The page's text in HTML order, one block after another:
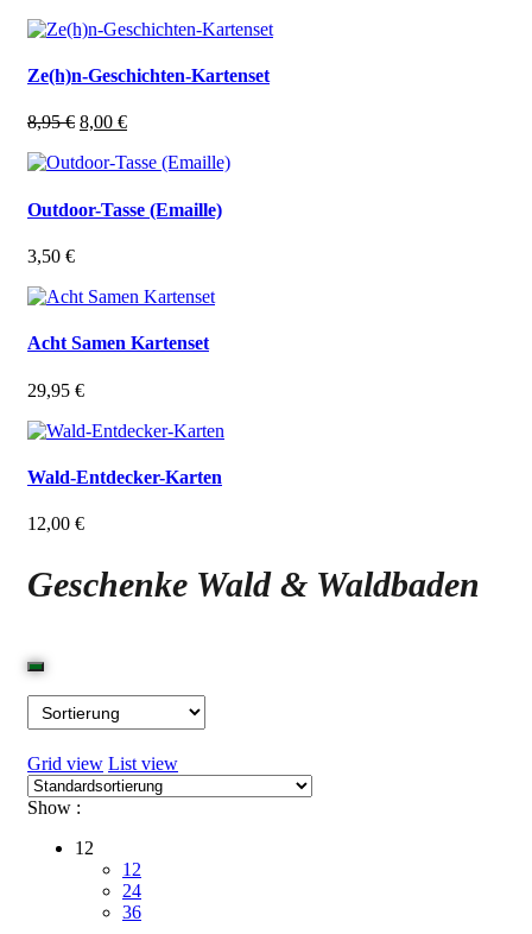
Ze(h)n-Geschichten-Kartenset
8,95€ Ursprünglicher
war:
8,00 €Aktueller
ist:
Outdoor-Tasse (Emaille)
3,50 €
Acht Samen Kartenset
29,95 €
Wald-Entdecker-Karten
12,00 €
Geschenke Wald & Waldbaden
Grid view List view
Show :
12
12
24
36